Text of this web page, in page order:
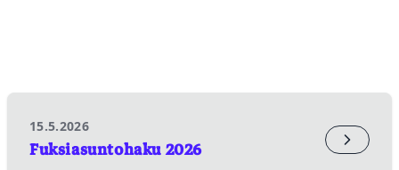
15.5.2026
Fuksiasuntohaku 2026